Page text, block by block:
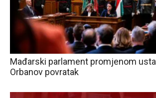
Mađarski parlament promjenom
Orbanov povratak